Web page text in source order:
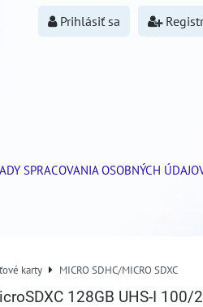
Prihlásiť sa
SPRACOVANIA OSOBNÝCH
karty MICRO SDHC/MICRO SDXC
128GB UHS-I